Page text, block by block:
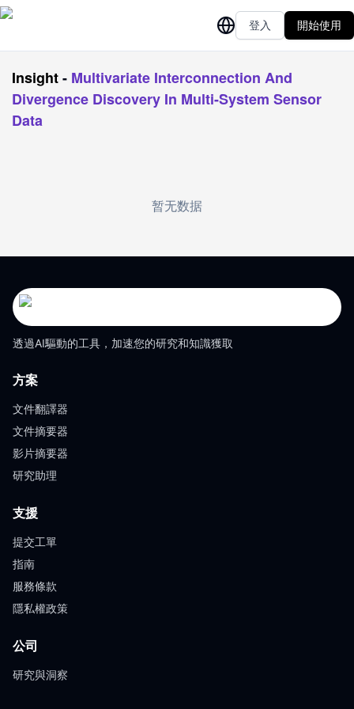
登入 開始使用
Insight- Multivariate Interconnection And
Divergence Discovery In Multi-System Sensor
Data
暂无数据
透過AI驅動的工具，加速您的研究和知識獲取
方案
文件翻譯器
文件摘要器
影片摘要器
研究助理
支援
提交工單
指南
服務條款
隱私權政策
公司
研究與洞察